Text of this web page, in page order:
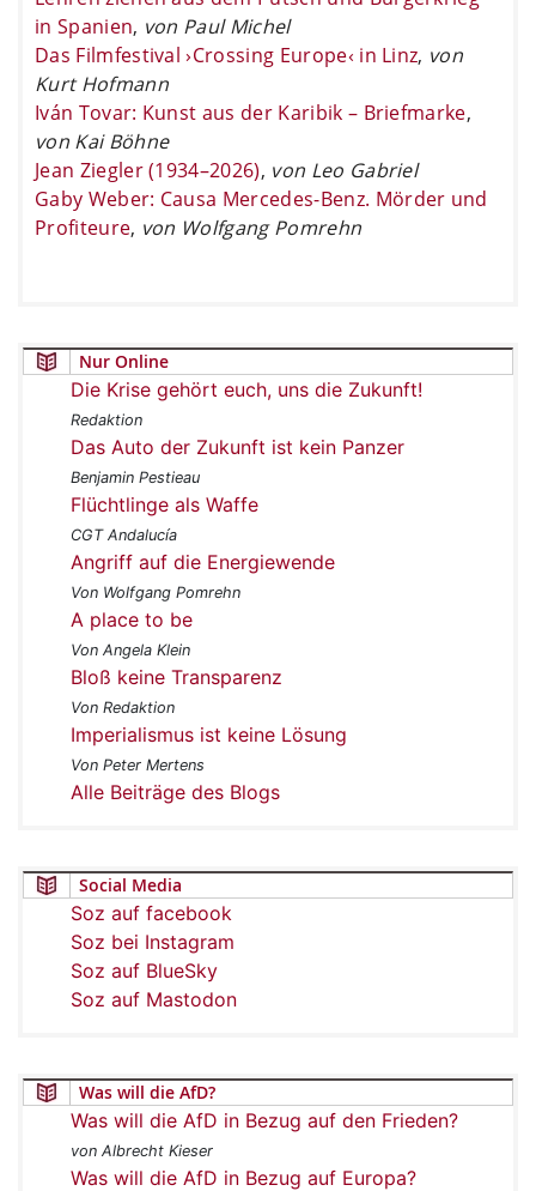
in Spanien, von Paul Michel
Das Filmfestival ›Crossing Europe‹ in Linz, von
Kurt Hofmann
Iván Tovar: Kunst aus der Karibik – Briefmarke,
von Kai Böhne
Jean Ziegler (1934–2026), von Leo Gabriel
Gaby Weber: Causa Mercedes-Benz. Mörder und
Profiteure, von Wolfgang Pomrehn
Nur Online
Die Krise gehört euch, uns die Zukunft!
Redaktion
Das Auto der Zukunft ist kein Panzer
Benjamin Pestieau
Flüchtlinge als Waffe
CGT Andalucía
Angriff auf die Energiewende
Von Wolfgang Pomrehn
A place to be
Von Angela Klein
Bloß keine Transparenz
Von Redaktion
Imperialismus ist keine Lösung
Von Peter Mertens
Alle Beiträge des Blogs
Social Media
Soz auf facebook
Soz bei Instagram
Soz auf BlueSky
Soz auf Mastodon
Was will die AfD?
Was will die AfD in Bezug auf den Frieden?
von Albrecht Kieser
Was will die AfD in Bezug auf Europa?